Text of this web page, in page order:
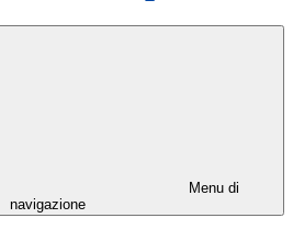
Menu di
navigazione